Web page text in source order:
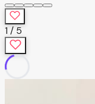
1 / 5